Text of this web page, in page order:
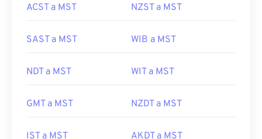
ACST a MST NZST a MST
SAST a MST WIB a MST
NDT a MST WIT a MST
GMT a MST NZDT a MST
IST a MST AKDT a MST